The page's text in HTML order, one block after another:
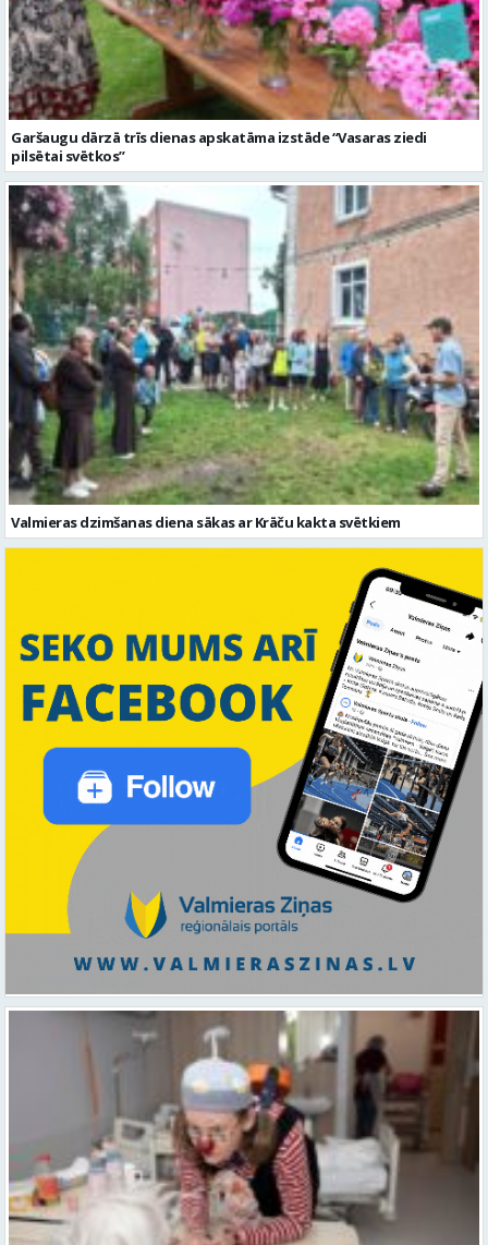
Garšaugu dārzā trīs dienas apskatāma izstāde “Vasaras ziedi
pilsētai svētkos”
Valmieras dzimšanas diena sākas ar Krāču kakta svētkiem